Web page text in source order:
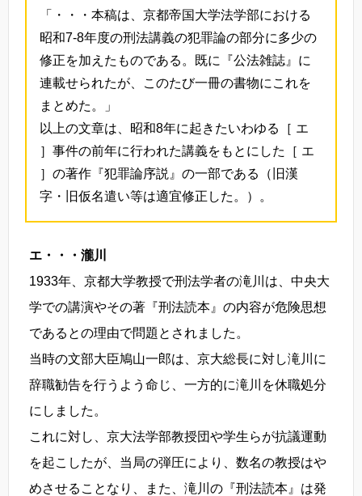
「・・・本稿は、京都帝国大学法学部における
昭和7-8年度の刑法講義の犯罪論の部分に多少の
修正を加えたものである。既に『公法雑誌』に
連載せられたが、このたび一冊の書物にこれを
まとめた。」
以上の文章は、昭和8年に起きたいわゆる［ エ
］事件の前年に行われた講義をもとにした［ エ
］の著作『犯罪論序説』の一部である（旧漢
字・旧仮名遣い等は適宜修正した。）。
エ・・・瀧川
1933年、京都大学教授で刑法学者の滝川は、中央大
学での講演やその著『刑法読本』の内容が危険思想
であるとの理由で問題とされました。
当時の文部大臣鳩山一郎は、京大総長に対し滝川に
辞職勧告を行うよう命じ、一方的に滝川を休職処分
にしました。
これに対し、京大法学部教授団や学生らが抗議運動
を起こしたが、当局の弾圧により、数名の教授はや
めさせることなり、また、滝川の『刑法読本』は発